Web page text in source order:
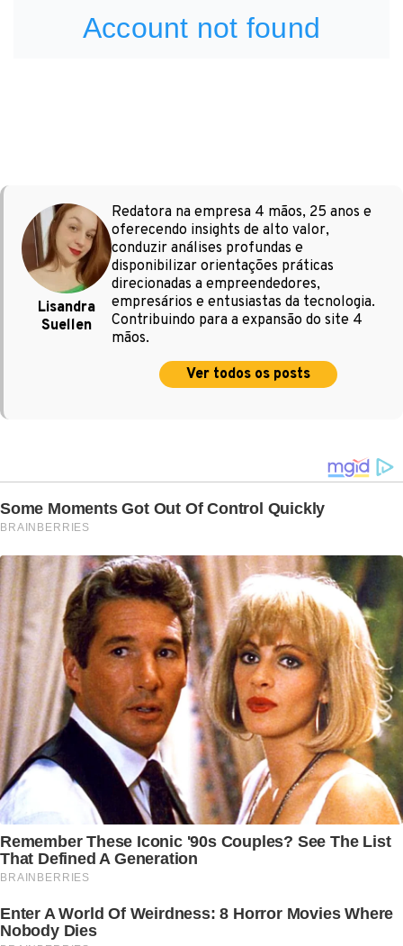
Lisandra
Suellen
Redatora na empresa 4 mãos, 25 anos e
oferecendo insights de alto valor,
conduzir análises profundas e
disponibilizar orientações práticas
direcionadas a empreendedores,
empresários e entusiastas da tecnologia.
Contribuindo para a expansão do site 4
mãos.
Ver todos os posts